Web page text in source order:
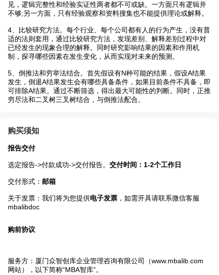
见，逻辑完整性和经验实证性两者都不可或缺。一方面只有逻辑并
不够;另一方面，只有经验观察和资料搜集也不能提供理论或解释。
4、比较研究方法。每个行业、每个公司都有人的行为产生，没有普
适的法则套用，通过比较研究方法，发现差别、解释差别过程中对
已经发生的现象合理的解释。同时研究影响结果的因素和作用机
制，探寻哪些因素在发生变化，从而实现对未来的预测。
5、倒推法和穷举法结合。首先假设有N种可能的结果，假设A结果
发生，倒退A结果发生会有哪些具备条件，如果目前条件不具备，即
可排除A结果。通过不断筛选，得出最大可能性的判断。同时，正推
穷尽法和二叉树三叉树结合，与倒推法配合。
购买须知
报告交付
选定报告->付款成功->交付报告。 交付时间：1-2个工作日
交付形式： 邮箱
关于发票：我们将为您提供电子发票 ，如需开具请联系微信客服
mbalibdoc
购前协议
服务方：厦门众智创库企业管理咨询有限公司（www.mbalib.com
网站），以下简称“MBA智库”。